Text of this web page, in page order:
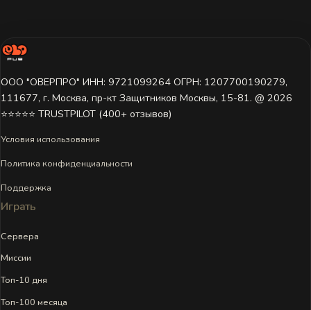
ООО "ОВЕРПРО" ИНН: 9721099264 ОГРН: 1207700190279,
111677, г. Москва, пр-кт Защитников Москвы, 15-81. @ 2026 ㅤ
⭐⭐⭐⭐⭐ TRUSTPILOT (400+ отзывов)
Условия использования
Политика конфиденциальности
Поддержка
Играть
Сервера
Миссии
Топ-10 дня
Топ-100 месяца